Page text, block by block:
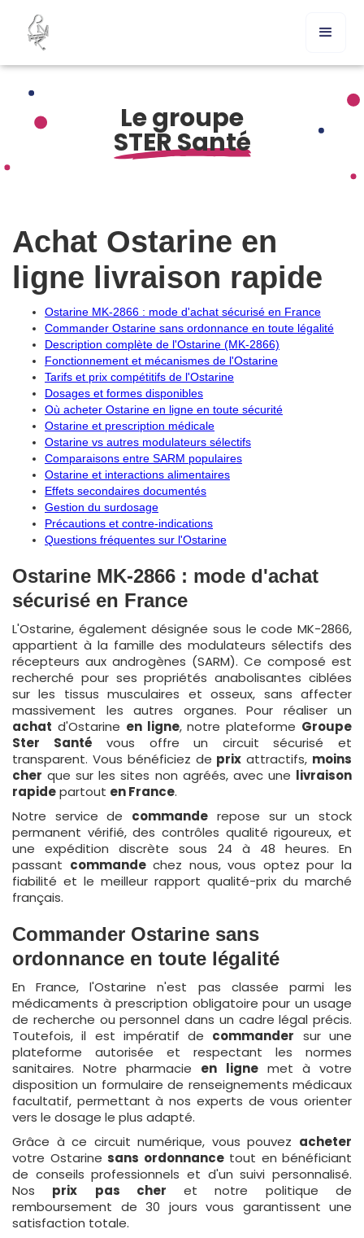
Le groupe
STER Santé
Achat Ostarine en
ligne livraison rapide
Ostarine MK-2866 : mode d'achat sécurisé en France
Commander Ostarine sans ordonnance en toute légalité
Description complète de l'Ostarine (MK-2866)
Fonctionnement et mécanismes de l'Ostarine
Tarifs et prix compétitifs de l'Ostarine
Dosages et formes disponibles
Où acheter Ostarine en ligne en toute sécurité
Ostarine et prescription médicale
Ostarine vs autres modulateurs sélectifs
Comparaisons entre SARM populaires
Ostarine et interactions alimentaires
Effets secondaires documentés
Gestion du surdosage
Précautions et contre-indications
Questions fréquentes sur l'Ostarine
Ostarine MK-2866 : mode d'achat
sécurisé en France
L'Ostarine, également désignée sous le code MK-2866,
appartient à la famille des modulateurs sélectifs des
récepteurs aux androgènes (SARM). Ce composé est
recherché pour ses propriétés anabolisantes ciblées
sur les tissus musculaires et osseux, sans affecter
massivement les autres organes. Pour réaliser un
achat d'Ostarine en ligne, notre plateforme Groupe
Ster Santé vous offre un circuit sécurisé et
transparent. Vous bénéficiez de prix attractifs, moins
cher que sur les sites non agréés, avec une livraison
rapidepartout en France.
Notre service de commande repose sur un stock
permanent vérifié, des contrôles qualité rigoureux, et
une expédition discrète sous 24 à 48 heures. En
passant commandechez nous, vous optez pour la
fiabilité et le meilleur rapport qualité-prix du marché
français.
Commander Ostarine sans
ordonnance en toute légalité
En France, l'Ostarine n'est pas classée parmi les
médicaments à prescription obligatoire pour un usage
de recherche ou personnel dans un cadre légal précis.
Toutefois, il est impératif de commander sur une
plateforme autorisée et respectant les normes
sanitaires. Notre pharmacie en lignemet à votre
disposition un formulaire de renseignements médicaux
facultatif, permettant à nos experts de vous orienter
vers le dosage le plus adapté.
Grâce à ce circuit numérique, vous pouvez acheter
votre Ostarine sans ordonnancetout en bénéficiant
de conseils professionnels et d'un suivi personnalisé.
Nos prix pas cher et notre politique de
remboursement de 30 jours vous garantissent une
satisfaction totale.